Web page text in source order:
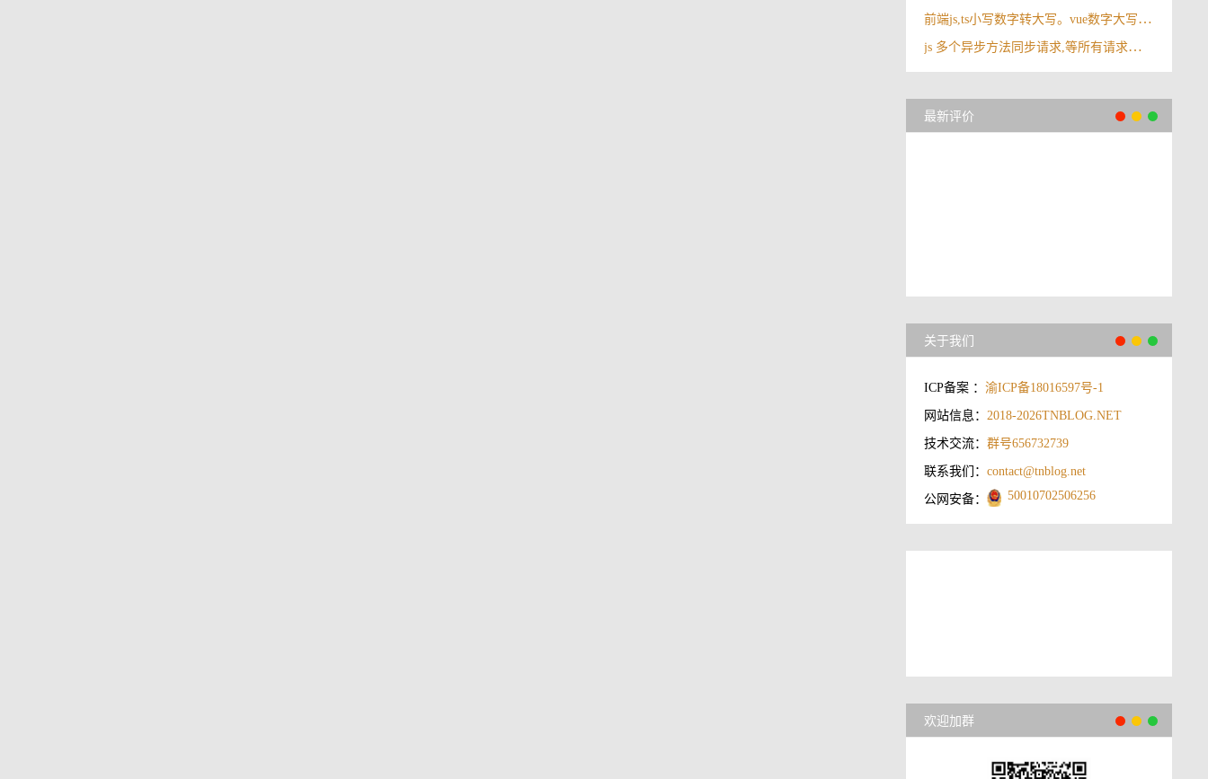
前端js,ts小写数字转大写。vue数字大写小写转化
js 多个异步方法同步请求,等所有请求都完成后在执行。vue 请求多个接口一起返回。等待多个接口同时返回
最新评价
关于我们
ICP备案 ：渝ICP备18016597号-1
网站信息：2018-2026TNBLOG.NET
技术交流：群号656732739
联系我们：contact@tnblog.net
公网安备： 50010702506256
欢迎加群